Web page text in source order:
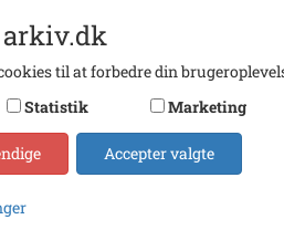
Type
arkiv.dk
til at forbedre din
Statistik Marketing
Accepter valgte